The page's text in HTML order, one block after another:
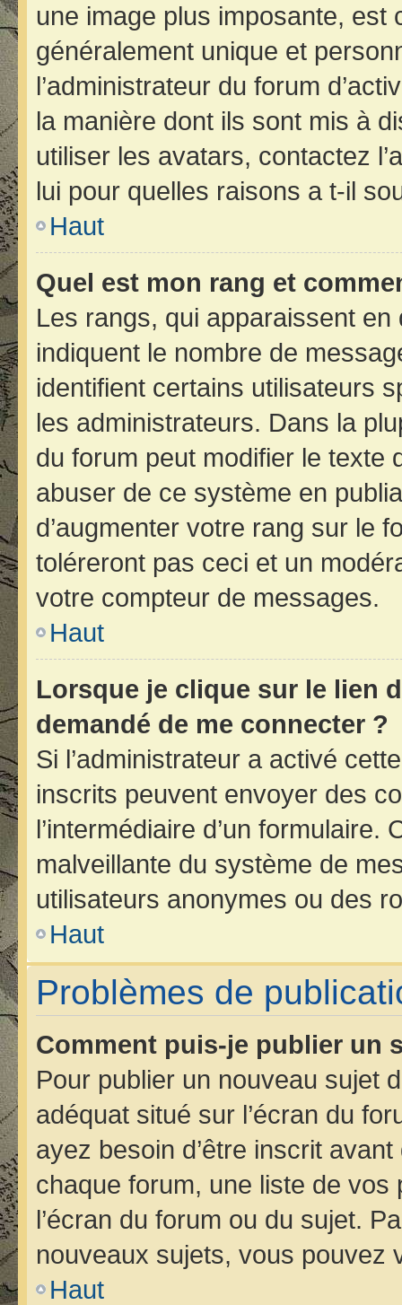
une image plus imposante, est
généralement unique et
l’administrateur du forum
la manière dont ils sont mis à
utiliser les avatars, contactez
lui pour quelles raisons a t-il
Haut
Quel est mon rang et
Les rangs, qui apparaissent en
indiquent le nombre de
identifient certains utilisateurs
les administrateurs. Dans la
du forum peut modifier le texte
abuser de ce système en
d’augmenter votre rang sur le
toléreront pas ceci et un
votre compteur de messages.
Haut
Lorsque je clique sur le lien
demandé de me connecter ?
Si l’administrateur a activé
inscrits peuvent envoyer des
l’intermédiaire d’un
malveillante du système de
utilisateurs anonymes ou des
Haut
Problèmes de
Comment puis-je publier un
Pour publier un nouveau sujet
adéquat situé sur l’écran du
ayez besoin d’être inscrit
chaque forum, une liste de
l’écran du forum ou du sujet.
nouveaux sujets, vous pouvez
Haut